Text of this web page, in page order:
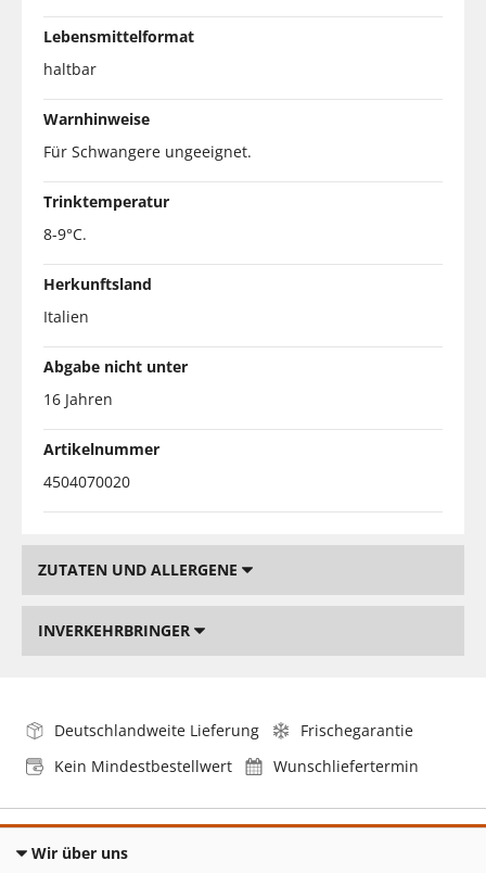
Lebensmittelformat
haltbar
Warnhinweise
Für Schwangere ungeeignet.
Trinktemperatur
8-9°C.
Herkunftsland
Italien
Abgabe nicht unter
16 Jahren
Artikelnummer
4504070020
ZUTATEN UND ALLERGENE
INVERKEHRBRINGER
Deutschlandweite Lieferung
Frischegarantie
Kein Mindestbestellwert
Wunschliefertermin
Wir über uns